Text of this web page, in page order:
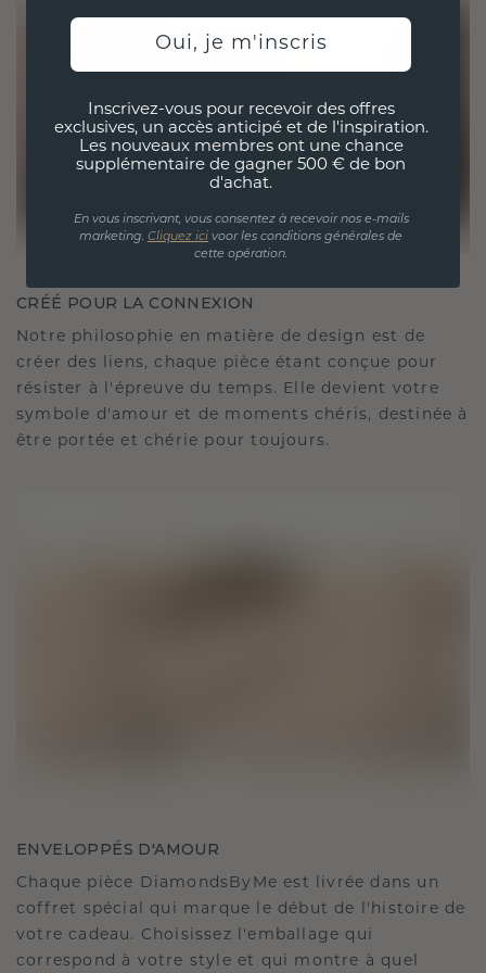
CRÉÉ POUR LA CONNEXION
Notre philosophie en matière de design est de
créer des liens, chaque pièce étant conçue pour
résister à l'épreuve du temps. Elle devient votre
symbole d'amour et de moments chéris, destinée à
être portée et chérie pour toujours.
ENVELOPPÉS D'AMOUR
Chaque pièce DiamondsByMe est livrée dans un
coffret spécial qui marque le début de l'histoire de
votre cadeau. Choisissez l'emballage qui
correspond à votre style et qui montre à quel
Oui, je m'inscris
Inscrivez-vous pour recevoir des offres
exclusives, un accès anticipé et de l'inspiration.
Les nouveaux membres ont une chance
supplémentaire de gagner 500 € de bon
d'achat.
En vous inscrivant, vous consentez à recevoir nos e-mails
marketing. Cliquez ici voor les conditions générales de
cette opération.